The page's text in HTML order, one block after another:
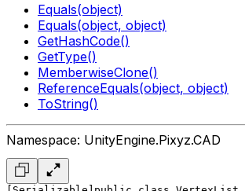
Equals(object)
Equals(object, object)
GetHashCode()
GetType()
MemberwiseClone()
ReferenceEquals(object, object)
ToString()
Namespace: UnityEngine.Pixyz.CAD